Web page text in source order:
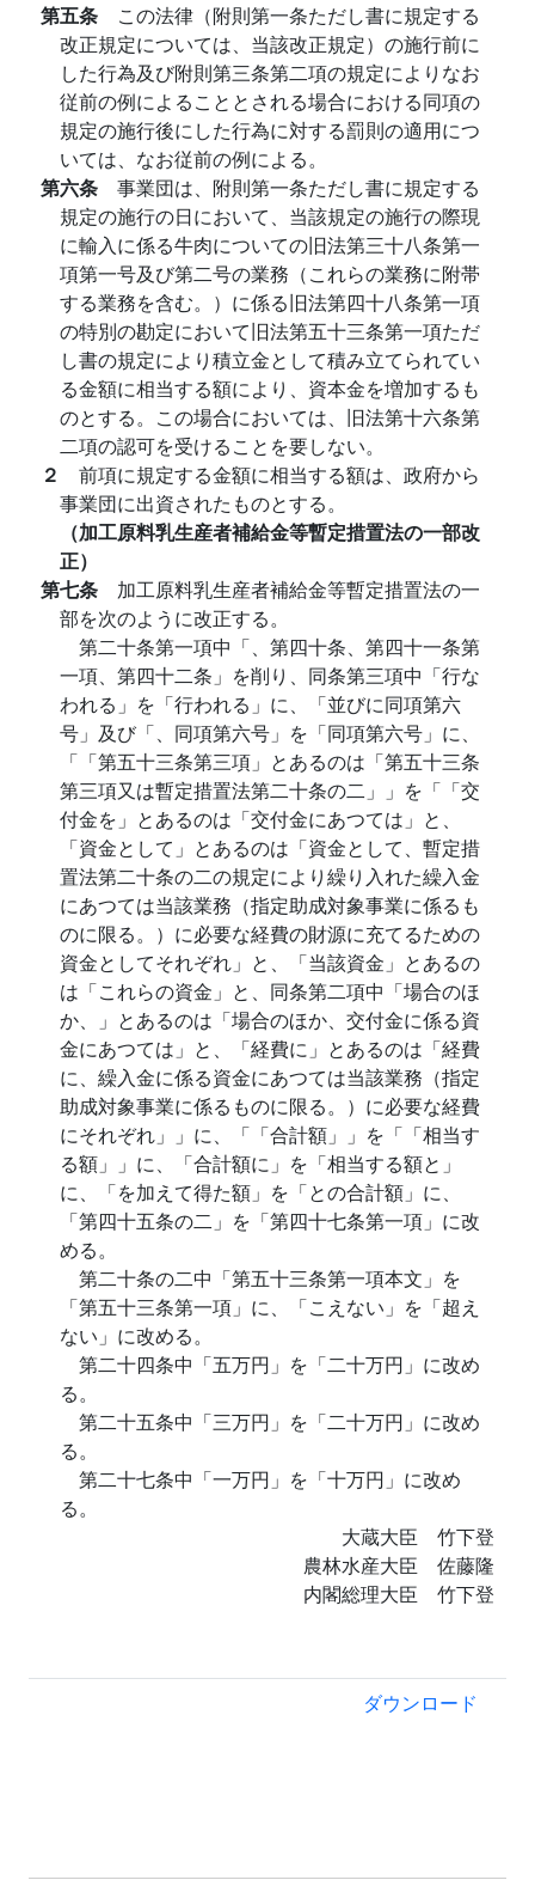
第五条 この法律（附則第一条ただし書に規定する
改正規定については、当該改正規定）の施行前に
した行為及び附則第三条第二項の規定によりなお
従前の例によることとされる場合における同項の
規定の施行後にした行為に対する罰則の適用につ
いては、なお従前の例による。
第六条 事業団は、附則第一条ただし書に規定する
規定の施行の日において、当該規定の施行の際現
に輸入に係る牛肉についての旧法第三十八条第一
項第一号及び第二号の業務（これらの業務に附帯
する業務を含む。）に係る旧法第四十八条第一項
の特別の勘定において旧法第五十三条第一項ただ
し書の規定により積立金として積み立てられてい
る金額に相当する額により、資本金を増加するも
のとする。この場合においては、旧法第十六条第
二項の認可を受けることを要しない。
２ 前項に規定する金額に相当する額は、政府から
事業団に出資されたものとする。
（加工原料乳生産者補給金等暫定措置法の一部改
正）
第七条 加工原料乳生産者補給金等暫定措置法の一
部を次のように改正する。
第二十条第一項中「、第四十条、第四十一条第
一項、第四十二条」を削り、同条第三項中「行な
われる」を「行われる」に、「並びに同項第六
号」及び「、同項第六号」を「同項第六号」に、
「「第五十三条第三項」とあるのは「第五十三条
第三項又は暫定措置法第二十条の二」」を「「交
付金を」とあるのは「交付金にあつては」と、
「資金として」とあるのは「資金として、暫定措
置法第二十条の二の規定により繰り入れた繰入金
にあつては当該業務（指定助成対象事業に係るも
のに限る。）に必要な経費の財源に充てるための
資金としてそれぞれ」と、「当該資金」とあるの
は「これらの資金」と、同条第二項中「場合のほ
か、」とあるのは「場合のほか、交付金に係る資
金にあつては」と、「経費に」とあるのは「経費
に、繰入金に係る資金にあつては当該業務（指定
助成対象事業に係るものに限る。）に必要な経費
にそれぞれ」」に、「「合計額」」を「「相当す
る額」」に、「合計額に」を「相当する額と」
に、「を加えて得た額」を「との合計額」に、
「第四十五条の二」を「第四十七条第一項」に改
める。
第二十条の二中「第五十三条第一項本文」を
「第五十三条第一項」に、「こえない」を「超え
ない」に改める。
第二十四条中「五万円」を「二十万円」に改め
る。
第二十五条中「三万円」を「二十万円」に改め
る。
第二十七条中「一万円」を「十万円」に改め
る。
大蔵大臣 竹下登
農林水産大臣 佐藤隆
内閣総理大臣 竹下登
ダウンロード